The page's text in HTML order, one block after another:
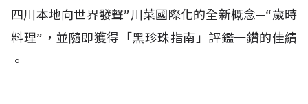
四川本地向世界發聲”川菜國際化的全新概念—“歲時
料理”，並隨即獲得「黑珍珠指南」評鑑一鑽的佳績
。